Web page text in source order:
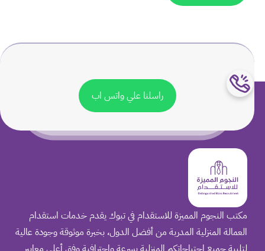
راسلنا علي واتس اب
مكتب النجوم المميزة للاستقدام في تبوك يقدم خدمات استقدام
العمالة المنزلية المدربة من أفضل الدول، بخبرة موثوقة وجودة عالية